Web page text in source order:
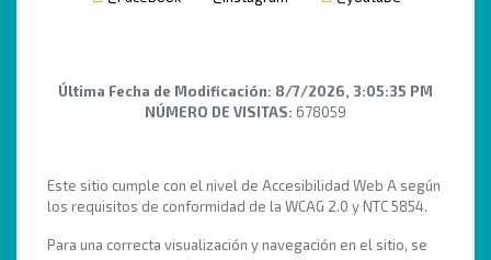
Última Fecha de Modificación: 8/7/2026, 3:05:35 PM
NÚMERO DE VISITAS: 678059
Este sitio cumple con el nivel de Accesibilidad Web A según
los requisitos de conformidad de la WCAG 2.0 y NTC 5854.
Para una correcta visualización y navegación en el sitio, se